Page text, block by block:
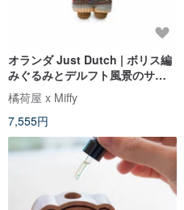
オランダ Just Dutch | ボリス編
みぐるみとデルフト風景のサロ
ペット
橘荷屋 x Miffy
7,555円